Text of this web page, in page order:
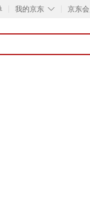
◇
我的京东 京东